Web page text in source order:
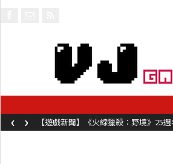
【遊戲新聞】《火線獵殺：野境》25
容同時系舊作限時超平價折扣
‹ ›